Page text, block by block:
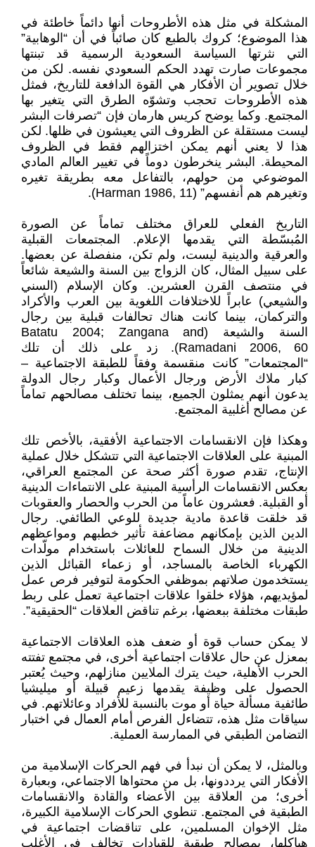
المشكلة في مثل هذه الأطروحات أنها دائماً خاطئة في
هذا الموضوع؛ كروك بالطبع كان صائباً في أن “الوهابية”
التي نثرتها السياسة السعودية الرسمية قد تبنتها
مجموعات صارت تهدد الحكم السعودي نفسه. لكن من
خلال تصوير أن الأفكار هي القوة الدافعة للتاريخ، فمثل
هذه الأطروحات تحجب وتشوّه الطرق التي يتغير بها
المجتمع. وكما يوضح كريس هارمان فإن “تصرفات البشر
ليست مستقلة عن الظروف التي يعيشون في ظلها. لكن
هذا لا يعني أنهم يمكن اختزالهم فقط في الظروف
المحيطة. البشر ينخرطون دوماً في تغيير العالم المادي
الموضوعي من حولهم، بالتفاعل معه بطريقة تغيره
وتغيرهم هم أنفسهم” (Harman 1986, 11).
التاريخ الفعلي للعراق مختلف تماماً عن الصورة
المُبسّطة التي يقدمها الإعلام. المجتمعات القبلية
والعرقية والدينية ليست، ولم تكن، منفصلة عن بعضها.
على سبيل المثال، كان الزواج بين السنة والشيعة شائعاً
في منتصف القرن العشرين. وكان الإسلام (السني
والشيعي) عابراً للاختلافات اللغوية بين العرب والأكراد
والتركمان، بينما كانت هناك تحالفات قبلية بين رجال
السنة والشيعة (Batatu 2004; Zangana and
Ramadani 2006, 60). زد على ذلك أن تلك
“المجتمعات” كانت منقسمة وفقاً للطبقة الاجتماعية –
كبار ملاك الأرض ورجال الأعمال وكبار رجال الدولة
يدعون أنهم يمثلون الجميع، بينما تختلف مصالحهم تماماً
عن مصالح أغلبية المجتمع.
وهكذا فإن الانقسامات الاجتماعية الأفقية، بالأخص تلك
المبنية على العلاقات الاجتماعية التي تتشكل خلال عملية
الإنتاج، تقدم صورة أكثر صحة عن المجتمع العراقي،
بعكس الانقسامات الرأسية المبنية على الانتماءات الدينية
أو القبلية. فعشرون عاماً من الحرب والحصار والعقوبات
قد خلقت قاعدة مادية جديدة للوعي الطائفي. رجال
الدين الذين بإمكانهم مضاعفة تأثير خطبهم ومواعظهم
الدينية من خلال السماح للعائلات باستخدام مولّدات
الكهرباء الخاصة بالمساجد، أو زعماء القبائل الذين
يستخدمون صلاتهم بموظفي الحكومة لتوفير فرص عمل
لمؤيديهم، هؤلاء خلقوا علاقات اجتماعية تعمل على ربط
طبقات مختلفة ببعضها، برغم تناقض العلاقات “الحقيقية”.
لا يمكن حساب قوة أو ضعف هذه العلاقات الاجتماعية
بمعزل عن حال علاقات اجتماعية أخرى، في مجتمع تفتته
الحرب الأهلية، حيث يترك الملايين منازلهم، وحيث يُعتبر
الحصول على وظيفة يقدمها زعيم قبيلة أو ميليشيا
طائفية مسألة حياة أو موت بالنسبة للأفراد وعائلاتهم. في
سياقات مثل هذه، تتضاءل الفرص أمام العمال في اختبار
التضامن الطبقي في الممارسة العملية.
وبالمثل، لا يمكن أن نبدأ في فهم الحركات الإسلامية من
الأفكار التي يرددونها، بل من محتواها الاجتماعي، وبعبارة
أخرى؛ من العلاقة بين الأعضاء والقادة والانقسامات
الطبقية في المجتمع. تنطوي الحركات الإسلامية الكبيرة،
مثل الإخوان المسلمين، على تناقضات اجتماعية في
هياكلها، بمصالح طبقية للقيادات تخالف في الأغلب